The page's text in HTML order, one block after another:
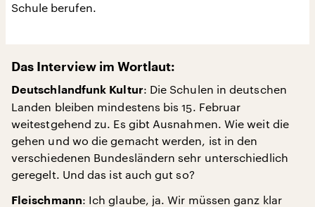
Schule berufen.
Das Interview im Wortlaut:
Deutschlandfunk Kultur: Die Schulen in deutschen
Landen bleiben mindestens bis 15. Februar
weitestgehend zu. Es gibt Ausnahmen. Wie weit die
gehen und wo die gemacht werden, ist in den
verschiedenen Bundesländern sehr unterschiedlich
geregelt. Und das ist auch gut so?
Fleischmann: Ich glaube, ja. Wir müssen ganz klar